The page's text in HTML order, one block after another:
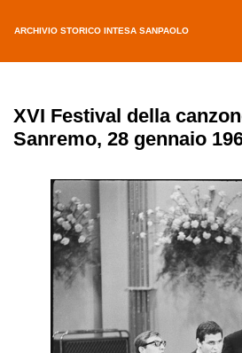
ARCHIVIO STORICO INTESA SANPAOLO
XVI Festival della
Sanremo, 28 gennaio